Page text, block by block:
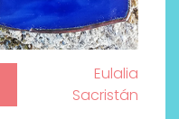
Eulalia
Sacristán